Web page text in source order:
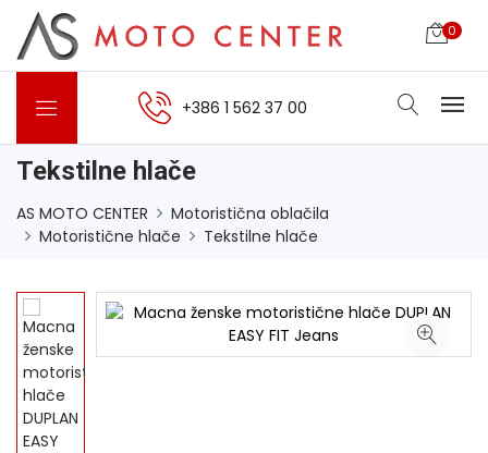
0
+386 1 562 37 00
Tekstilne hlače
AS MOTO CENTER
Motoristična oblačila
Motoristične hlače
Tekstilne hlače